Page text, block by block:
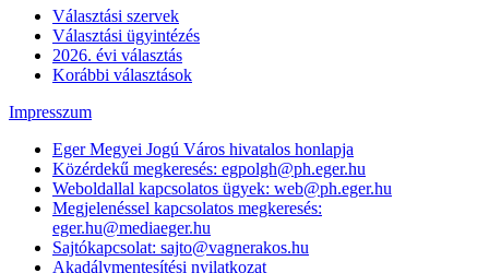
Választási szervek
Választási ügyintézés
2026. évi választás
Korábbi választások
Impresszum
Eger Megyei Jogú Város hivatalos honlapja
Közérdekű megkeresés: egpolgh@ph.eger.hu
Weboldallal kapcsolatos ügyek: web@ph.eger.hu
Megjelenéssel kapcsolatos megkeresés:
eger.hu@mediaeger.hu
Sajtókapcsolat: sajto@vagnerakos.hu
Akadálymentesítési nyilatkozat